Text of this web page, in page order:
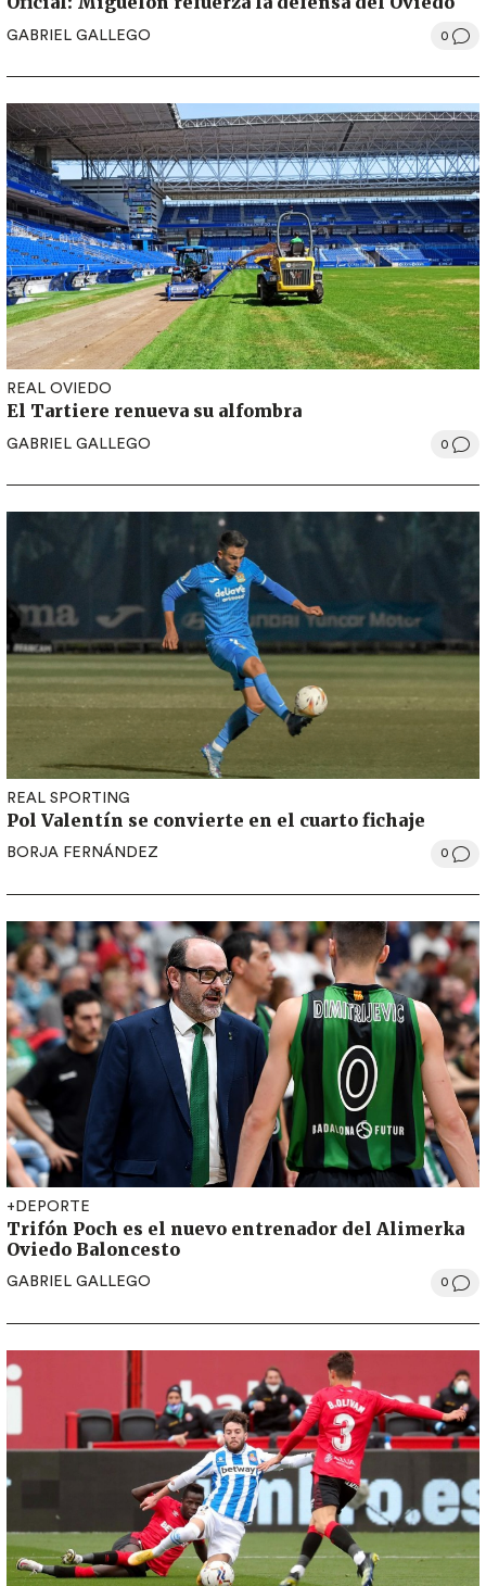
GABRIEL GALLEGO 0
REAL OVIEDO
El Tartiere renueva su alfombra
GABRIEL GALLEGO 0
REAL SPORTING
Pol Valentín se convierte en el cuarto fichaje
BORJA FERNÁNDEZ 0
+DEPORTE
Trifón Poch es el nuevo entrenador del Alimerka
Oviedo Baloncesto
GABRIEL GALLEGO 0